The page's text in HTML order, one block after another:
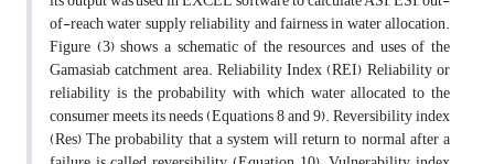
of-reach water supply reliability and fairness in water allocation.
Figure (3) shows a schematic of the resources and uses of the
Gamasiab catchment area. Reliability Index (REI) Reliability or
reliability is the probability with which water allocated to the
consumer meets its needs (Equations 8 and 9). Reversibility index
(Res) The probability that a system will return to normal after a